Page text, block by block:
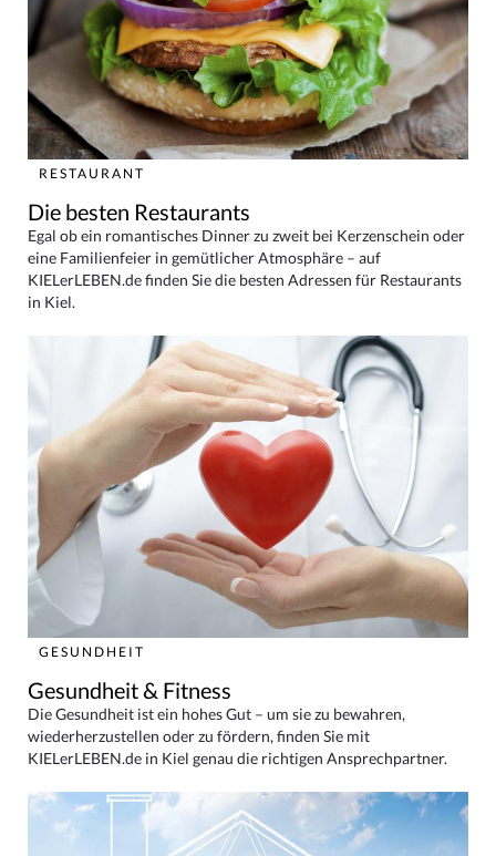
RESTAURANT
Die besten Restaurants
Egal ob ein romantisches Dinner zu zweit bei Kerzenschein oder
eine Familienfeier in gemütlicher Atmosphäre – auf
KIELerLEBEN.de finden Sie die besten Adressen für Restaurants
in Kiel.
GESUNDHEIT
Gesundheit & Fitness
Die Gesundheit ist ein hohes Gut – um sie zu bewahren,
wiederherzustellen oder zu fördern, finden Sie mit
KIELerLEBEN.de in Kiel genau die richtigen Ansprechpartner.